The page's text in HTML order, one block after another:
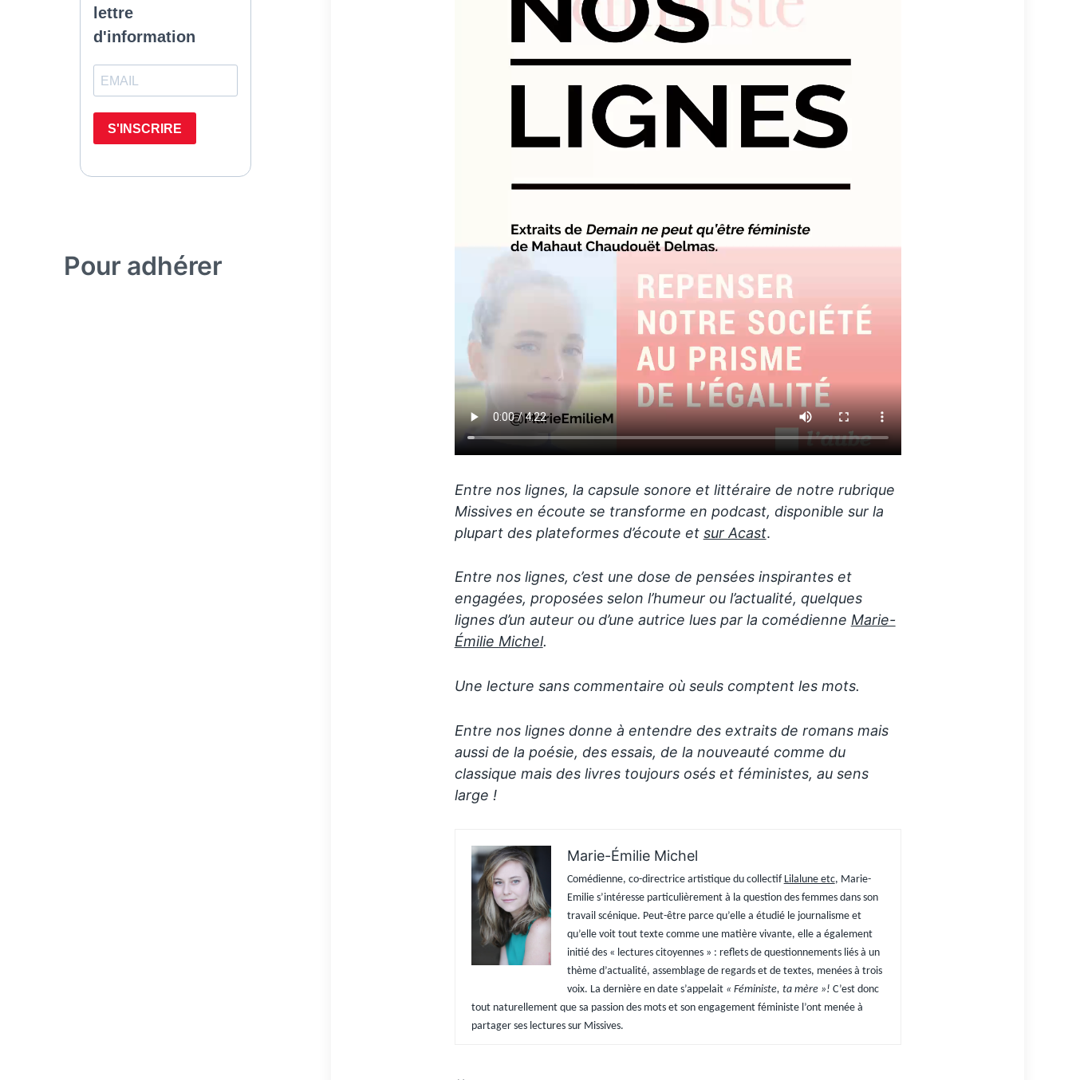
Pour adhérer
Entre nos lignes, la capsule sonore et littéraire de notre rubrique
Missives en écoute se transforme en podcast, disponible sur la
plupart des plateformes d’écoute et sur Acast.
Entre nos lignes, c’est une dose de pensées inspirantes et
engagées, proposées selon l’humeur ou l’actualité, quelques
lignes d’un auteur ou d’une autrice lues par la comédienne Marie-
Émilie Michel.
Une lecture sans commentaire où seuls comptent les mots.
Entre nos lignes donne à entendre des extraits de romans mais
aussi de la poésie, des essais, de la nouveauté comme du
classique mais des livres toujours osés et féministes, au sens
large !
Marie-Émilie Michel
Comédienne, co-directrice artistique du collectif Lilalune etc, Marie-
Emilie s’intéresse particulièrement à la question des femmes dans son
travail scénique. Peut-être parce qu’elle a étudié le journalisme et
qu’elle voit tout texte comme une matière vivante, elle a également
initié des « lectures citoyennes » : reflets de questionnements liés à un
thème d’actualité, assemblage de regards et de textes, menées à trois
voix. La dernière en date s’appelait « Féministe, ta mère »! C’est donc
tout naturellement que sa passion des mots et son engagement féministe l’ont menée à
partager ses lectures sur Missives.